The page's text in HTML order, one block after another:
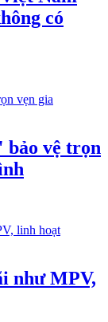
có
bảo vệ trọn
như MPV,